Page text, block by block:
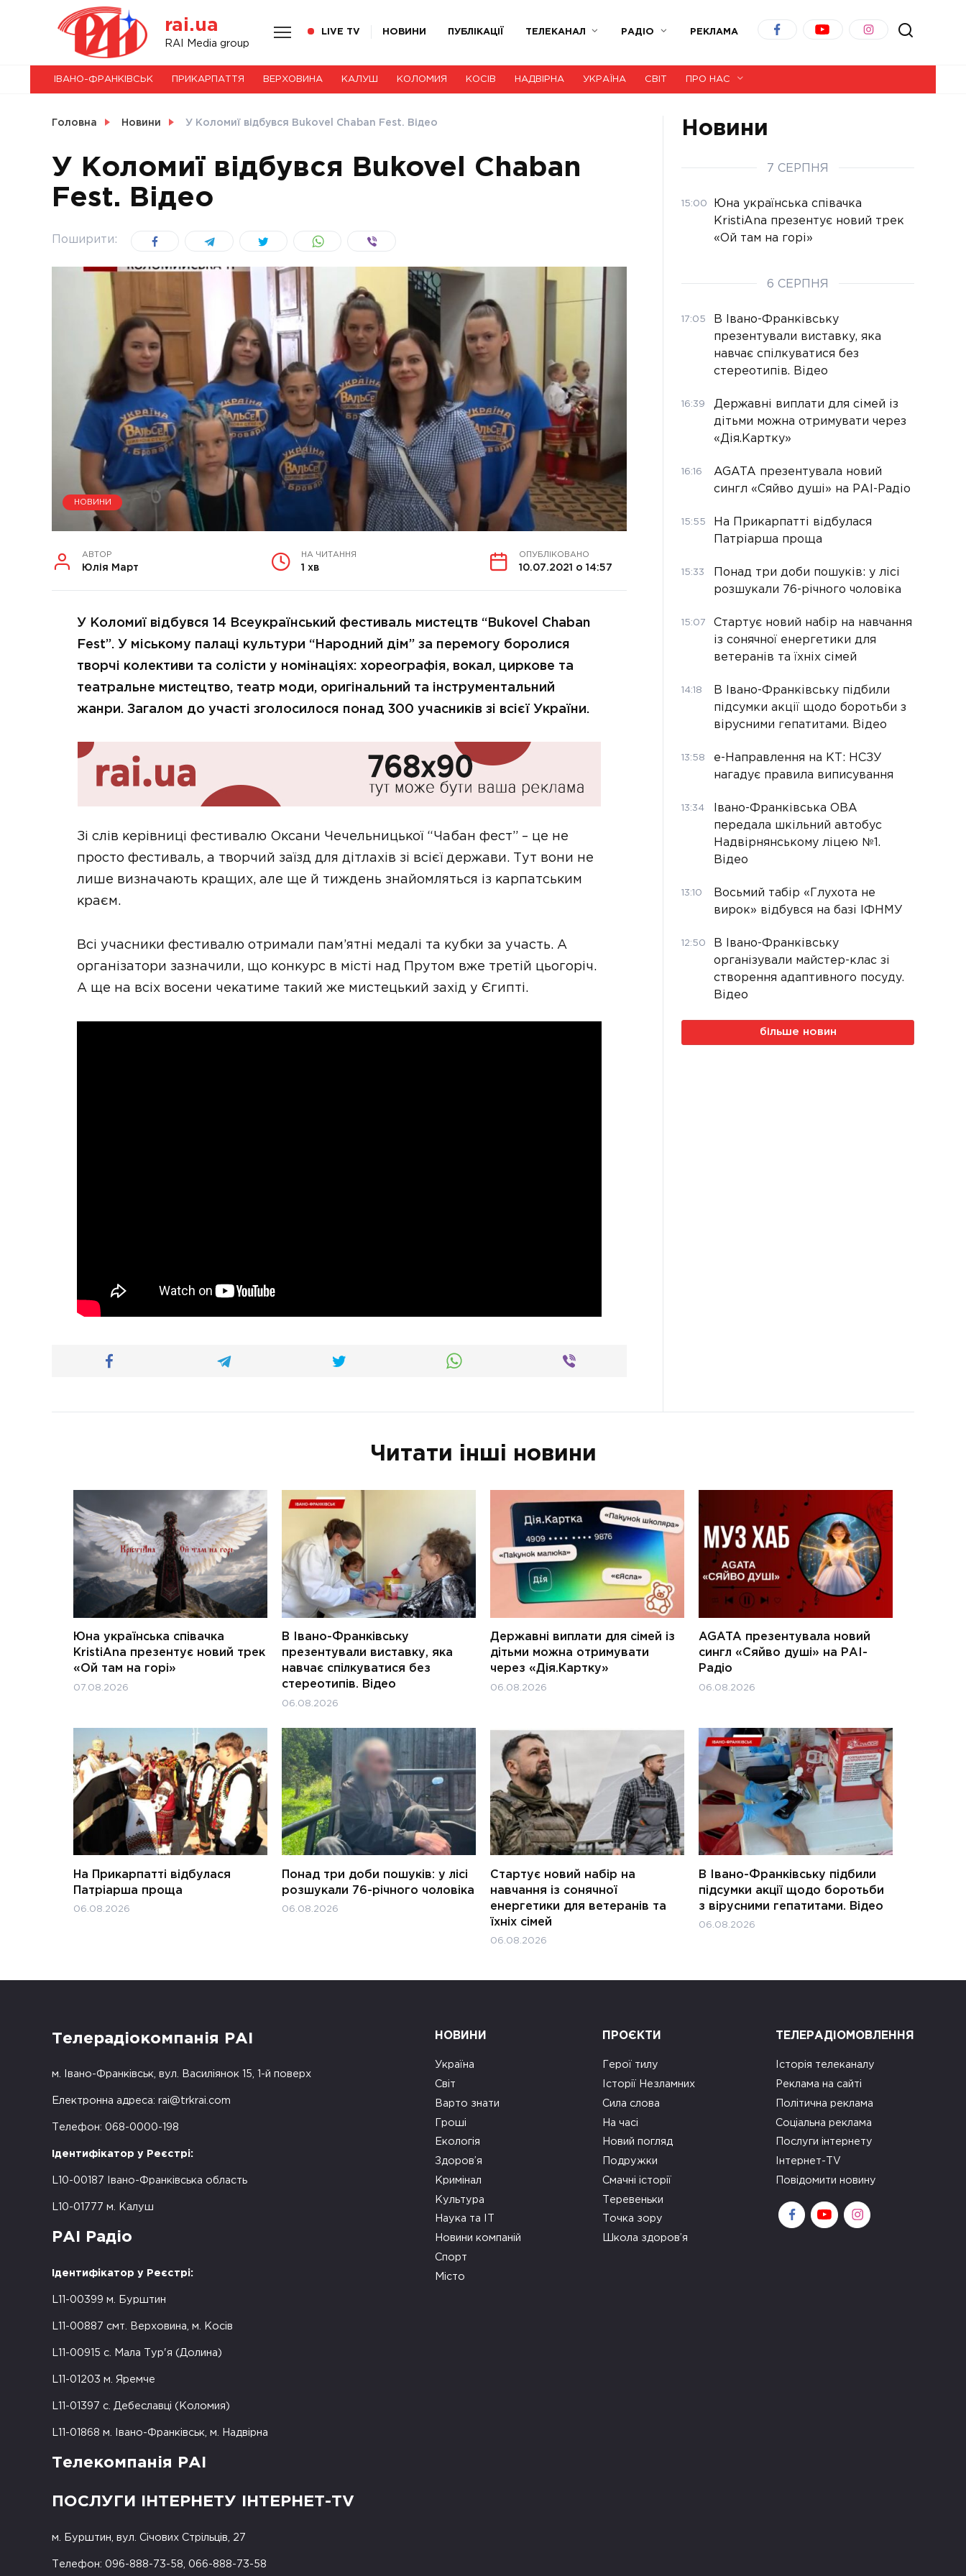
rai.ua
RAI Media group
LIVE TV НОВИНИ ПУБЛІКАЦІЇ ТЕЛЕКАНАЛ РАДІО РЕКЛАМА
НОВИНИ
СВІТ
УКРАЇНА
ІВАНО-ФРАНКІВСЬК ПРИКАРПАТТЯ ВЕРХОВИНА КАЛУШ КОЛОМИЯ КОСІВ НАДВІРНА УКРАЇНА СВІТ ПРО НАС
Головна Новини У Коломиї відбувся Bukovel Chaban Fest. Відео
У Коломиї відбувся Bukovel Chaban
Fest. Відео
Поширити:
НОВИНИ
АВТОР
Юлія Март
НА ЧИТАННЯ
1 хв
ОПУБЛІКОВАНО
10.07.2021 о 14:57
У Коломиї відбувся 14 Всеукраїнський фестиваль мистецтв “Bukovel Chaban
Fest”. У міському палаці культури “Народний дім” за перемогу боролися
творчі колективи та солісти у номінаціях: хореографія, вокал, циркове та
театральне мистецтво, театр моди, оригінальний та інструментальний
жанри. Загалом до участі зголосилося понад 300 учасників зі всієї України.
Зі слів керівниці фестивалю Оксани Чечельницької “Чабан фест” – це не
просто фестиваль, а творчий заїзд для дітлахів зі всієї держави. Тут вони не
лише визначають кращих, але ще й тиждень знайомляться із карпатським
краєм.
Всі учасники фестивалю отримали пам’ятні медалі та кубки за участь. А
організатори зазначили, що конкурс в місті над Прутом вже третій цьогоріч.
А ще на всіх восени чекатиме такий же мистецький захід у Єгипті.
Новини
7 СЕРПНЯ
15:00
Юна українська співачка
KristiAna презентує новий трек
«Ой там на горі»
6 СЕРПНЯ
17:05
В Івано-Франківську
презентували виставку, яка
навчає спілкуватися без
стереотипів. Відео
16:39
Державні виплати для сімей із
дітьми можна отримувати через
«Дія.Картку»
16:16
AGATA презентувала новий
сингл «Сяйво душі» на РАІ-Радіо
15:55
На Прикарпатті відбулася
Патріарша проща
15:33
Понад три доби пошуків: у лісі
розшукали 76-річного чоловіка
15:07
Стартує новий набір на навчання
із сонячної енергетики для
ветеранів та їхніх сімей
14:18
В Івано-Франківську підбили
підсумки акції щодо боротьби з
вірусними гепатитами. Відео
13:58
е-Направлення на КТ: НСЗУ
нагадує правила виписування
13:34
Івано-Франківська ОВА
передала шкільний автобус
Надвірнянському ліцею №1.
Відео
13:10
Восьмий табір «Глухота не
вирок» відбувся на базі ІФНМУ
12:50
В Івано-Франківську
організували майстер-клас зі
створення адаптивного посуду.
Відео
більше новин
Читати інші новини
Юна українська співачка
KristiAna презентує новий трек
«Ой там на горі»
07.08.2026
В Івано-Франківську
презентували виставку, яка
навчає спілкуватися без
стереотипів. Відео
06.08.2026
Державні виплати для сімей із
дітьми можна отримувати
через «Дія.Картку»
06.08.2026
AGATA презентувала новий
сингл «Сяйво душі» на РАІ-
Радіо
06.08.2026
На Прикарпатті відбулася
Патріарша проща
06.08.2026
Понад три доби пошуків: у лісі
розшукали 76-річного чоловіка
06.08.2026
Стартує новий набір на
навчання із сонячної
енергетики для ветеранів та
їхніх сімей
06.08.2026
В Івано-Франківську підбили
підсумки акції щодо боротьби
з вірусними гепатитами. Відео
06.08.2026
Телерадіокомпанія РАІ
м. Івано-Франківськ, вул. Василіянок 15, 1-й поверх
Електронна адреса: rai@trkrai.com
Телефон: 068-0000-198
Ідентифікатор у Реєстрі:
L10-00187 Івано-Франківська область
L10-01777 м. Калуш
РАІ Радіо
Ідентифікатор у Реєстрі:
L11-00399 м. Бурштин
L11-00887 смт. Верховина, м. Косів
L11-00915 с. Мала Тур'я (Долина)
L11-01203 м. Яремче
L11-01397 с. Дебеславці (Коломия)
L11-01868 м. Івано-Франківськ, м. Надвірна
Телекомпанія РАІ
ПОСЛУГИ ІНТЕРНЕТУ ІНТЕРНЕТ-TV
м. Бурштин, вул. Січових Стрільців, 27
Телефон: 096-888-73-58, 066-888-73-58
НОВИНИ
Україна
Світ
Варто знати
Гроші
Екологія
Здоров’я
Кримінал
Культура
Наука та ІТ
Новини компаній
Спорт
Місто
ПРОЄКТИ
Герої тилу
Історії Незламних
Сила слова
На часі
Новий погляд
Подружки
Смачні історії
Теревеньки
Точка зору
Школа здоров’я
ТЕЛЕРАДІОМОВЛЕННЯ
Історія телеканалу
Реклама на сайті
Політична реклама
Соціальна реклама
Послуги інтернету
Інтернет-TV
Повідомити новину